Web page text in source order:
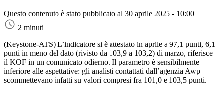
Questo contenuto è stato pubblicato al 30 aprile 2025 - 10:00
2 minuti
(Keystone-ATS) L’indicatore si è attestato in aprile a 97,1 punti, 6,1
punti in meno del dato (rivisto da 103,9 a 103,2) di marzo, riferisce
il KOF in un comunicato odierno. Il parametro è sensibilmente
inferiore alle aspettative: gli analisti contattati dall’agenzia Awp
scommettevano infatti su valori compresi fra 101,0 e 103,5 punti.